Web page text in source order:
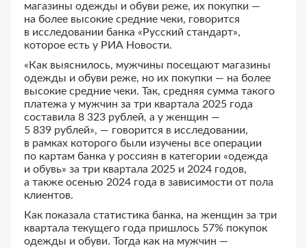
магазины одежды и обуви реже, их покупки —
на более высокие средние чеки, говорится
в исследовании банка «Русский стандарт»,
которое есть у РИА Новости.
«Как выяснилось, мужчины посещают магазины
одежды и обуви реже, но их покупки — на более
высокие средние чеки. Так, средняя сумма такого
платежа у мужчин за три квартала 2025 года
составила 8 323 рублей, а у женщин —
5 839 рублей», — говорится в исследовании,
в рамках которого были изучены все операции
по картам банка у россиян в категории «одежда
и обувь» за три квартала 2025 и 2024 годов,
а также осенью 2024 года в зависимости от пола
клиентов.
Как показала статистика банка, на женщин за три
квартала текущего года пришлось 57% покупок
одежды и обуви. Тогда как на мужчин —